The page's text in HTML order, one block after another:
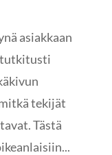
asiakkaan
tutkitusti
tekijät
Tästä